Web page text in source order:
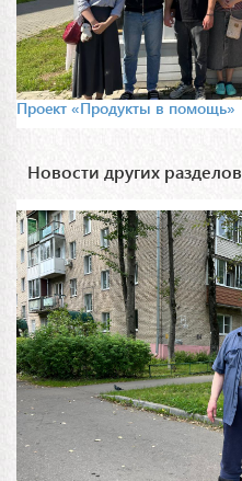
Проект «Продукты в помощь»
Новости других разделов